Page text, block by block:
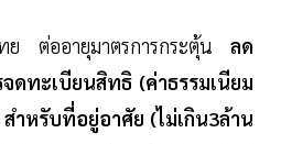
ย ต่ออายุมาตรการกระตุ้น ลด
ดทะเบียนสิทธิ (ค่าธรรมเนียม
ำหรับที่อยู่อาศัย (ไม่เกิน3ล้าน